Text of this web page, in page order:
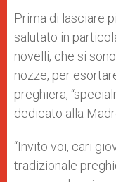
p
p
g
e
r
o
k
Prima di lasciare
salutato in
novelli, che si
nozze, per
preghiera,
dedicato alla
“Invito voi, cari
tradizionale